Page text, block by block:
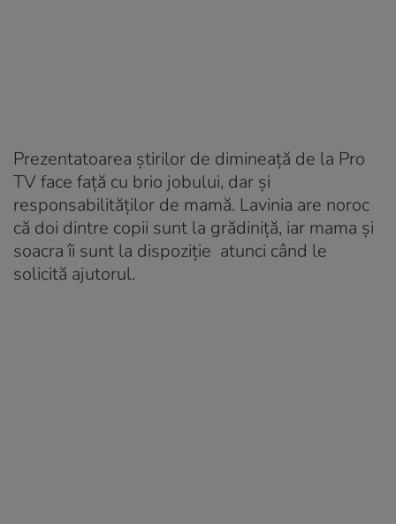
Prezentatoarea știrilor de dimineață de la Pro
TV face față cu brio jobului, dar și
responsabilităților de mamă. Lavinia are noroc
că doi dintre copii sunt la grădiniță, iar mama și
soacra îi sunt la dispoziție atunci când le
solicită ajutorul.